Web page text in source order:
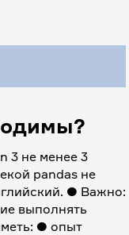
3 не менее 3
pandas не
● Важно:
выполнять
● опыт